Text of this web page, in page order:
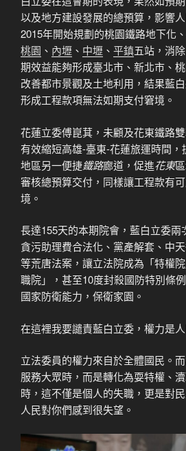
以及地方建設發展的總預算，影響
2015年開始規劃的桃園鐵路地下化
桃園 、 內壢 、 中壢 、 平鎮五站，消
期效益能夠形成臺北市、新北市、
改善都市景觀及土地利用，結果藍
形成工程款項無法如期支付窘境。
花蓮立委傅崑萁，未顧及花東鐵路
有效縮短高雄-臺東-花蓮旅運時間，
地區另一便捷鐵路廊道，促進花東
審核總預算交付，同樣讓工程款有
境。
長達155天的本期院會，藍白立委兩
貪污助理費合法化、黨產解套、中
等荒唐法案，讓立法院成為「特權
職院」，甚至10度封殺國防特別條
國家防衛能力，保衛家園。
在這裡我要譴責藍白立委，權力是
立法委員的權力來自於全體國民。
服務大眾時，而是轉化為耍特權、
時，這不僅是個人的失職，更是對
人民對你們感到很失望。